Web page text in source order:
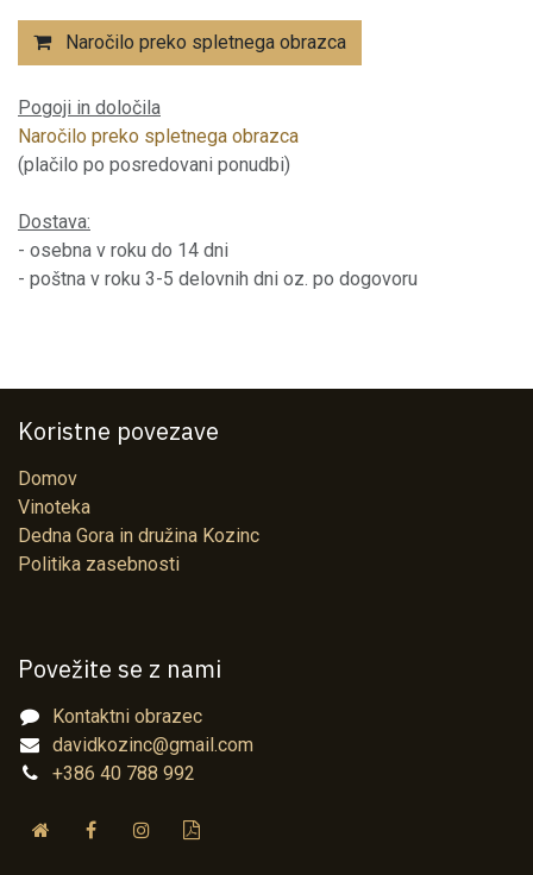
Naročilo preko spletnega obrazca
Pogoji in določila
Naročilo preko spletnega obrazca
(plačilo po posredovani ponudbi)
Dostava:
- osebna v roku do 14 dni
- poštna v roku 3-5 delovnih dni oz. po dogovoru
Koristne povezave
Domov
Vinoteka
Dedna Gora in družina Kozinc
Politika zasebnosti
Povežite se z nami
Kontaktni obrazec
davidkozinc@gmail.com
+386 40 788 992